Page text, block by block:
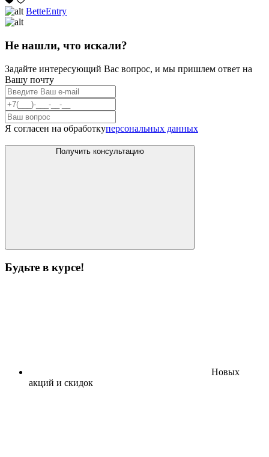
BetteEntry
Не нашли, что искали?
Задайте интересующий Вас вопрос, и мы пришлем ответ на
Вашу почту
Я согласен на обработкуперсональных данных
Получить консультацию
Будьте в курсе!
Новых
акций и скидок